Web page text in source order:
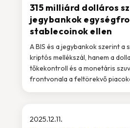
315 milliárd dolláros
jegybankok
stablecoinok ellen
A BIS és a jegybankok szerint a
kriptós mellékszál, hanem a
tőkekontroll és a monetáris
frontvonala a feltörekvő
2025.12.11.